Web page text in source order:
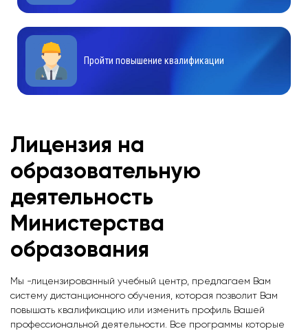
Пройти повышение квалификации
Лицензия на
образовательную
деятельность
Министерства
образования
Мы -лицензированный учебный центр, предлагаем Вам
систему дистанционного обучения, которая позволит Вам
повышать квалификацию или изменить профиль Вашей
профессиональной деятельности. Все программы которые